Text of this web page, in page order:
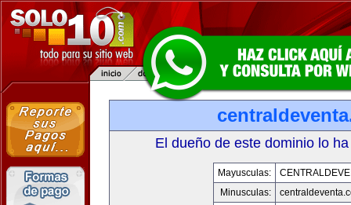
El dueño de este dominio lo
Mayusculas:
Minusculas: